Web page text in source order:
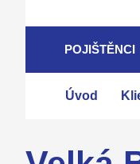
POJIŠTĚNCI
Úvod